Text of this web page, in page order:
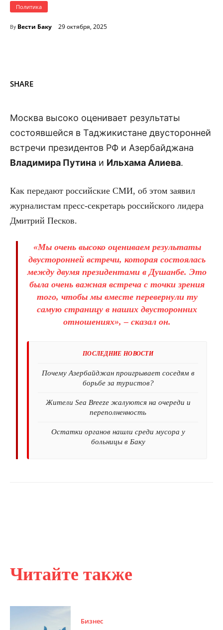
Политика
By Вести Баку 29 октября, 2025
Читайте также
Бизнес
SHARE
Москва высоко оценивает результаты
состоявшейся в Таджикистане двусторонней
встречи президентов РФ и Азербайджана
Владимира Путина и Ильхама Алиева.
Как передают российские СМИ, об этом заявил
журналистам пресс-секретарь российского лидера
Дмитрий Песков.
«Мы очень высоко оцениваем результаты
двусторонней встречи, которая состоялась
между двумя президентами в Душанбе. Это
была очень важная встреча с точки зрения
того, чтобы мы вместе перевернули ту
самую страницу в наших двусторонних
отношениях», – сказал он.
ПОСЛЕДНИЕ НОВОСТИ
Почему Азербайджан проигрывает соседям в
борьбе за туристов?
Жители Sea Breeze жалуются на очереди и
переполненность
Остатки органов нашли среди мусора у
больницы в Баку